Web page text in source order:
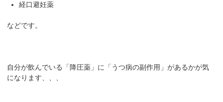
経口避妊薬
などです。
自分が飲んでいる「降圧薬」に「うつ病の副作用」があるかが気
になります、、、